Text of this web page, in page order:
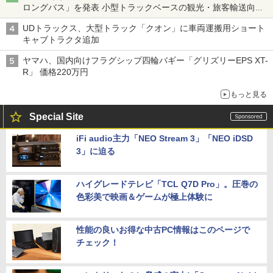
ロングバス」を発表 小型トラックベースの観光・旅客輸送向け
バス
UDトラックス、大型トラック「クオン」に車両運搬用ショート
キャブトラクタ追加
ヤマハ、国内向けフラグシップ四輪バギー「グリズリーEPS XT-
R」 価格220万円
もっと見る
Special Site
iFi audio主力「NEO Stream 3」「NEO iDSD
3」に迫る
ハイグレードテレビ「TCL Q7D Pro」。圧巻の
色彩美で映画＆ゲームが極上体験に
性能の良いお得な中古PC情報はこのページで
チェック！